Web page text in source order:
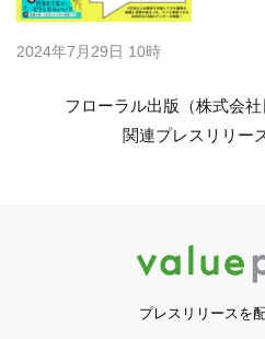
2024年7月29日 10時
フローラル出版（株式会
関連プレスリリー
プレスリリースを